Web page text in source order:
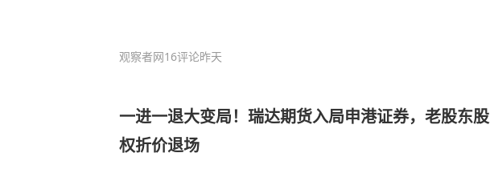
观察者网16评论昨天
一进一退大变局！瑞达期货入局申港证券，老股东股
权折价退场